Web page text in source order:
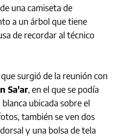
una camiseta de
a un árbol que tiene
de recordar al técnico
surgió de la reunión con
Sa'ar, en el que se podía
ubicada sobre el
también se ven dos
y una bolsa de tela